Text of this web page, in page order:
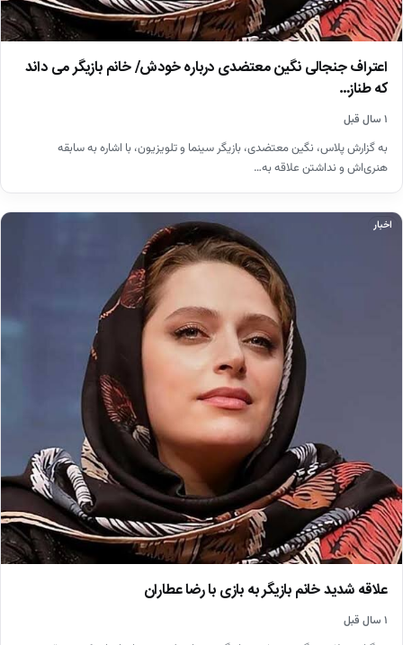
اعتراف جنجالی نگین معتضدی درباره خودش/ خانم بازیگر می داند
که طناز…
۱ سال قبل
به گزارش پلاس، نگین معتضدی، بازیگر سینما و تلویزیون، با اشاره به سابقه
هنری‌اش و نداشتن علاقه به…
اخبار
علاقه شدید خانم بازیگر به بازی با رضا عطاران
۱ سال قبل